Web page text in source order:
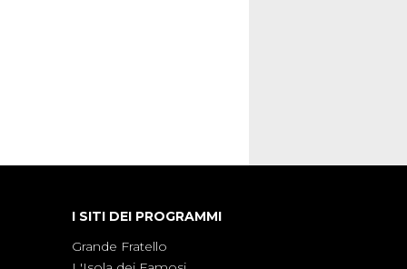
I SITI DEI PROGRAMMI
Grande Fratello